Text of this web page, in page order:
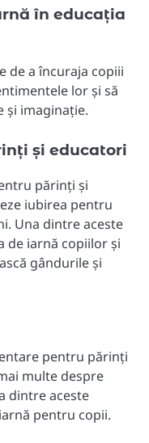
în educația
de a încuraja copiii
lor și să
și imaginație.
și educatori
părinți și
iubirea pentru
Una dintre aceste
de iarnă copiilor și
gândurile și
pentru părinți
multe despre
dintre aceste
pentru copii.